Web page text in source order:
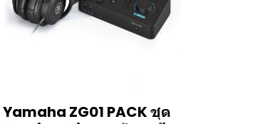
Yamaha ZG01 PACK ชุด